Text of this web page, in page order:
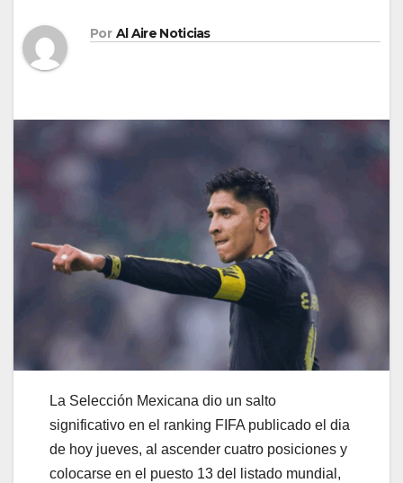
Por Al Aire Noticias
La Selección Mexicana dio un salto
significativo en el ranking FIFA publicado el dia
de hoy jueves, al ascender cuatro posiciones y
colocarse en el puesto 13 del listado mundial,